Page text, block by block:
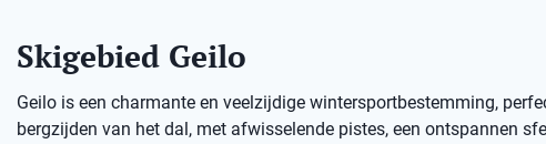
Skigebied Geilo
Geilo is een charmante en veelzijdige wintersportbestemming,
bergzijden van het dal, met afwisselende pistes, een ontspannen